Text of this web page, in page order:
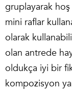
gruplayarak
mini raflar
olarak
olan antrede
oldukça iyi bir
kompozisyon